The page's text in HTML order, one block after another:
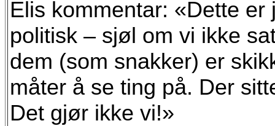
Elis kommentar: «Dette
politisk – sjøl om vi ikke
dem (som snakker) er
måter å se ting på. Der
Det gjør ikke vi!»